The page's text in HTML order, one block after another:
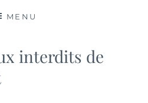
MENU
interdits de